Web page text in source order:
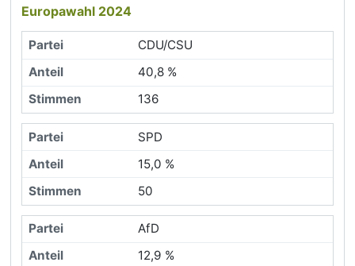
Europawahl 2024
CDU/CSU
40,8 %
136
SPD
15,0 %
50
AfD
12,9 %